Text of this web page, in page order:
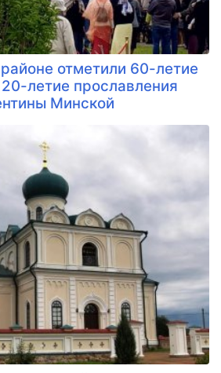
отметили 60-летие
летие прославления
Минской